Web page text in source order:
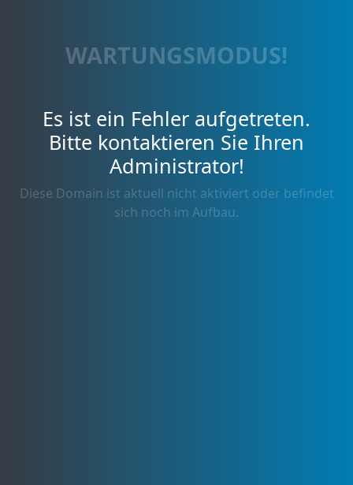
WARTUNGSMODUS!
Es ist ein Fehler aufgetreten.
Bitte kontaktieren Sie Ihren
Administrator!
Diese Domain ist aktuell nicht aktiviert oder befindet
sich noch im Aufbau.